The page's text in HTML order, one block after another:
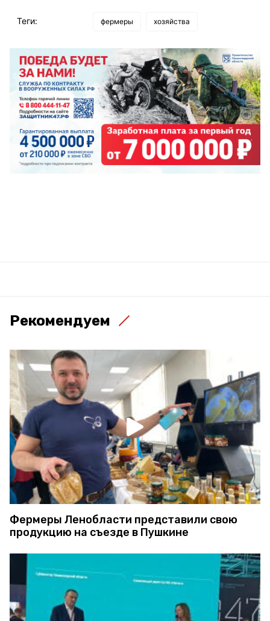
Теги: фермеры хозяйства
Рекомендуем
Фермеры Ленобласти представили свою
продукцию на съезде в Пушкине